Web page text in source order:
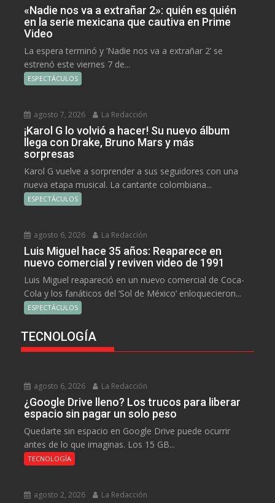
«Nadie nos va a extrañar 2»: quién es quién
en la serie mexicana que cautiva en Prime
Video
La espera terminó y ‘Nadie nos va a extrañar 2’ se
estrenó este viernes 7 de...
ESPECTÁCULOS
agosto 7, 2026 La Redacción
¡Karol G lo volvió a hacer! Su nuevo álbum
llega con Drake, Bruno Mars y más
sorpresas
Karol G vuelve a sorprender a sus seguidores con una
nueva etapa musical. La cantante colombiana...
ESPECTÁCULOS
agosto 6, 2026 La Redacción
Luis Miguel hace 35 años: Reaparece en
nuevo comercial y reviven video de 1991
Luis Miguel reapareció en un nuevo comercial de Coca-
Cola y los fanáticos del ‘Sol de México’ enloquecieron...
ESPECTÁCULOS
TECNOLOGÍA
agosto 6, 2026 La Redacción
¿Google Drive lleno? Los trucos para liberar
espacio sin pagar un solo peso
Quedarte sin espacio en Google Drive puede ocurrir
antes de lo que imaginas. Los 15 GB...
TECNOLOGÍA
agosto 2, 2026 La Redacción